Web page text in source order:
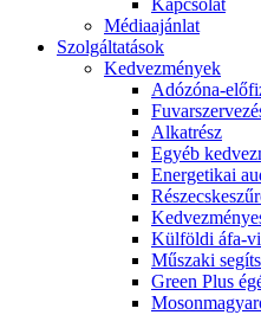
Kapcsolat
Médiaajánlat
Szolgáltatások
Kedvezmények
Adózóna-
Alkatrész
Egyéb
Energetikai
Külföldi áfa-
Műszaki
Green Plus